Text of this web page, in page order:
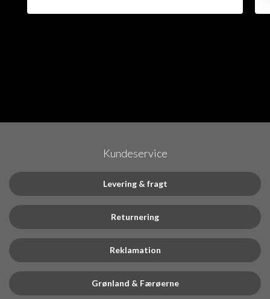
Kundeservice
Levering & fragt
Returnering
Reklamation
Grønland & Færøerne